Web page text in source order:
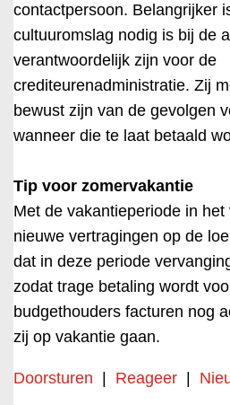
contactpersoon. Belangrijker
cultuuromslag nodig is bij de
verantwoordelijk zijn voor de
crediteurenadministratie. Zij
bewust zijn van de gevolgen
wanneer die te laat betaald
Tip voor zomervakantie
Met de vakantieperiode in
nieuwe vertragingen op de
dat in deze periode
zodat trage betaling wordt
budgethouders facturen nog
zij op vakantie gaan.
Doorsturen Reageer